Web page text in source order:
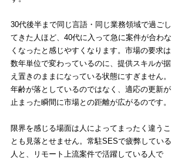
30代後半まで同じ言語・同じ業務領域で過ごし
てきた人ほど、40代に入って急に案件が合わな
くなったと感じやすくなります。市場の要求は
数年単位で変わっているのに、提供スキルが据
え置きのままになっている状態にすぎません。
年齢が落としているのではなく、適応の更新が
止まった瞬間に市場との距離が広がるのです。
限界を感じる場面は人によってまったく違うこ
とも見落とせません。常駐SESで疲弊している
人と、リモート上流案件で活躍している人で